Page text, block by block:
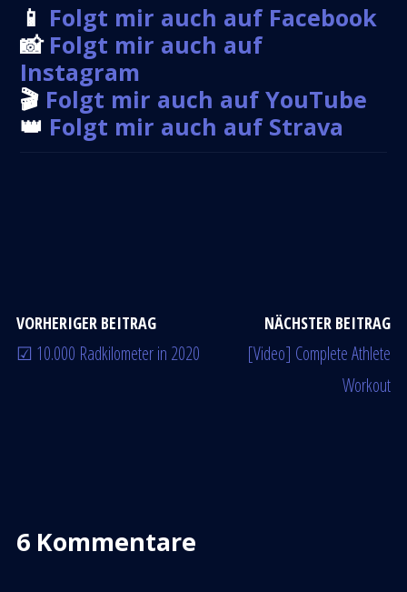
📱 Folgt mir auch auf Facebook
📸 Folgt mir auch auf
Instagram
🎬 Folgt mir auch auf YouTube
👑 Folgt mir auch auf Strava
VORHERIGER BEITRAG
☑ 10.000 Radkilometer in 2020
NÄCHSTER BEITRAG
[Video] Complete Athlete
Workout
6 Kommentare